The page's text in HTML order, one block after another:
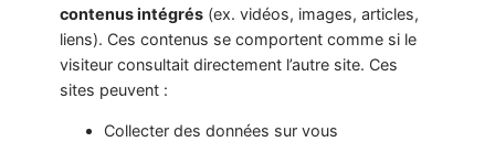
contenus intégrés(ex. vidéos, images, articles,
liens). Ces contenus se comportent comme si le
visiteur consultait directement l’autre site. Ces
sites peuvent :
Collecter des données sur vous